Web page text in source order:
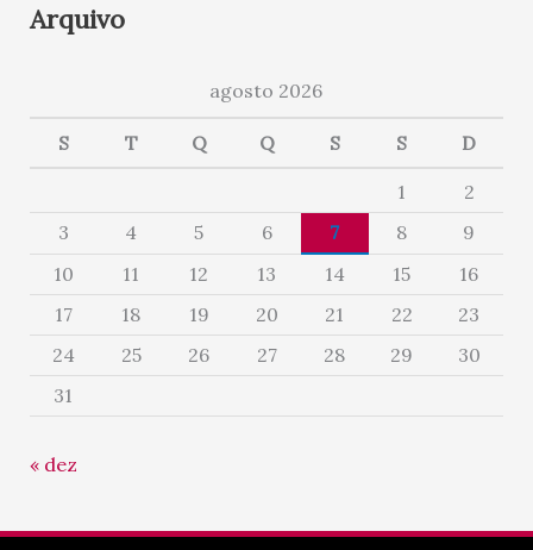
Arquivo
agosto 2026
S T Q Q S S D
1
2
3
4 5 6 7 8
9
10
11 12 13 14 15
16
17
18 19 20 21 22
23
24
25 26 27 28 29
30
31
« dez